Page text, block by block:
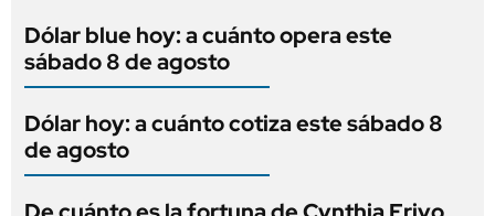
Dólar blue hoy: a cuánto opera este
sábado 8 de agosto
Dólar hoy: a cuánto cotiza este sábado 8
de agosto